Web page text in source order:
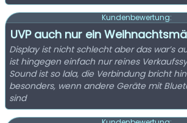
Kundenbewertung:
UVP auch nur ein
Display ist nicht schlecht aber das war’s
ist hingegen einfach nur reines
Sound ist so lala, die Verbindung bricht
besonders, wenn andere Geräte mit
sind